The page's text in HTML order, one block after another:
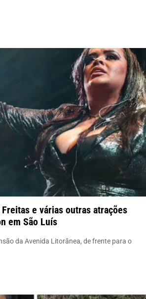
e várias outras atrações
em São Luís
da Avenida Litorânea, de frente para o